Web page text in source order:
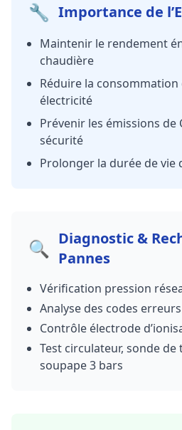
🔧 Importance de
Maintenir le rendement
chaudière
Réduire la
électricité
Prévenir les émissions
sécurité
Prolonger la durée de vie
🔍
Diagnostic &
Pannes
Vérification pression
Analyse des codes erreurs
Contrôle électrode
Test circulateur, sonde
soupape 3 bars